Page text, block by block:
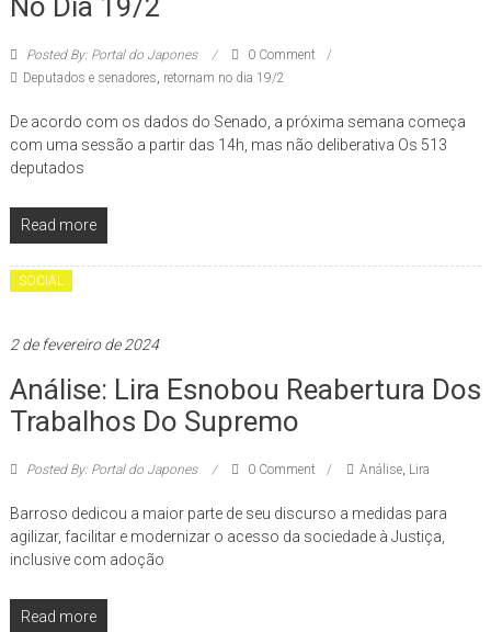
Posted By: Portal do Japones
0 Comment
Deputados e senadores, retornam no dia 19/2
De acordo com os dados do Senado, a próxima semana começa
com uma sessão a partir das 14h, mas não deliberativa Os 513
deputados
Read more
SOCIAL
2 de fevereiro de 2024
Análise: Lira Esnobou Reabertura Dos
Trabalhos Do Supremo
Posted By: Portal do Japones 0 Comment Análise, Lira
Barroso dedicou a maior parte de seu discurso a medidas para
agilizar, facilitar e modernizar o acesso da sociedade à Justiça,
inclusive com adoção
Read more